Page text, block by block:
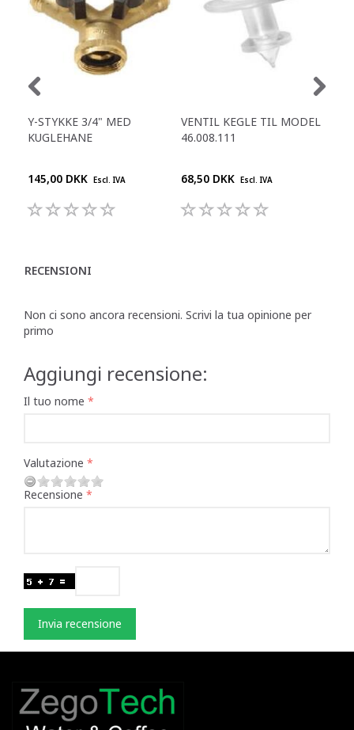
Y-STYKKE 3/4" MED
KUGLEHANE
145,00 DKK Escl. IVA
VENTIL KEGLE TIL MODEL
46.008.111
68,50 DKK Escl. IVA
RECENSIONI
Non ci sono ancora recensioni. Scrivi la tua opinione per
primo
Aggiungi recensione:
Il tuo nome
Valutazione
Recensione
Invia recensione